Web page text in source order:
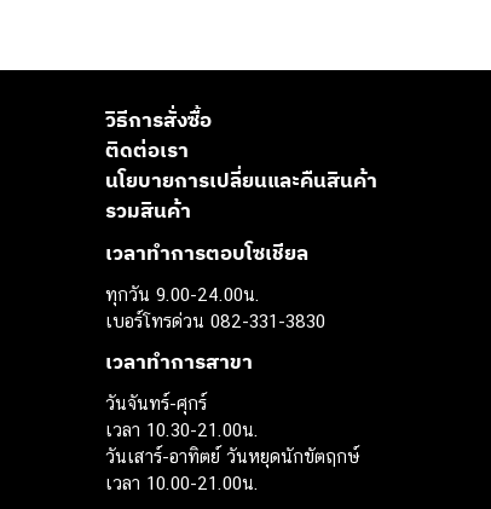
วิธีการสั่งซื้อ
ติดต่อเรา
นโยบายการเปลี่ยนและคืนสินค้า
รวมสินค้า
เวลาทำการตอบโซเชียล
ทุกวัน 9.00-24.00น.
เบอร์โทรด่วน 082-331-3830
เวลาทำการสาขา
วันจันทร์-ศุกร์
เวลา 10.30-21.00น.
วันเสาร์-อาทิตย์ วันหยุดนักขัตฤกษ์
เวลา 10.00-21.00น.